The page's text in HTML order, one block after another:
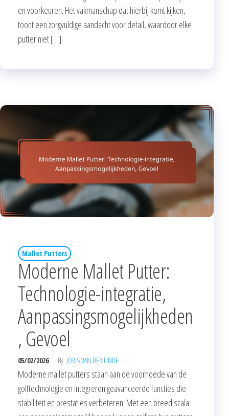
en voorkeuren. Het vakmanschap dat hierbij komt kijken,
toont een zorgvuldige aandacht voor detail, waardoor elke
putter niet […]
Mallet Putters
Moderne Mallet Putter:
Technologie-integratie,
Aanpassingsmogelijkheden
, Gevoel
05/02/2026 By JORIS VAN DER LINDE
Moderne mallet putters staan aan de voorhoede van de
golftechnologie en integreren geavanceerde functies die
stabiliteit en prestaties verbeteren. Met een breed scala